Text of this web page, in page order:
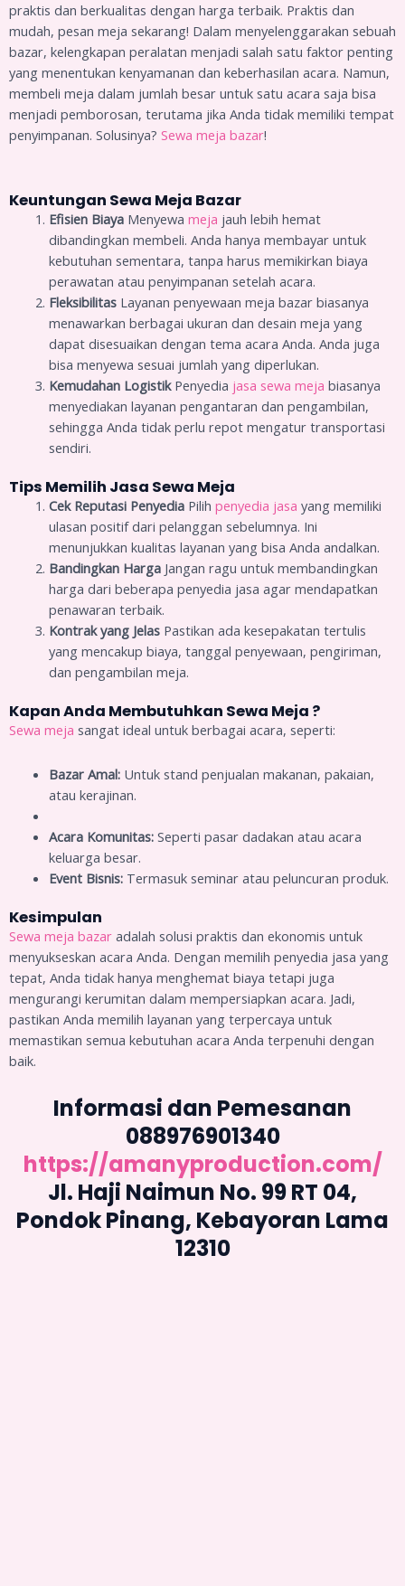
praktis dan berkualitas dengan harga terbaik. Praktis dan
mudah, pesan meja sekarang! Dalam menyelenggarakan sebuah
bazar, kelengkapan peralatan menjadi salah satu faktor penting
yang menentukan kenyamanan dan keberhasilan acara. Namun,
membeli meja dalam jumlah besar untuk satu acara saja bisa
menjadi pemborosan, terutama jika Anda tidak memiliki tempat
penyimpanan. Solusinya? Sewa meja bazar!
Keuntungan Sewa Meja Bazar
Efisien BiayaMenyewa meja jauh lebih hemat
dibandingkan membeli. Anda hanya membayar untuk
kebutuhan sementara, tanpa harus memikirkan biaya
perawatan atau penyimpanan setelah acara.
FleksibilitasLayanan penyewaan meja bazar biasanya
menawarkan berbagai ukuran dan desain meja yang
dapat disesuaikan dengan tema acara Anda. Anda juga
bisa menyewa sesuai jumlah yang diperlukan.
Kemudahan LogistikPenyedia jasa sewa meja biasanya
menyediakan layanan pengantaran dan pengambilan,
sehingga Anda tidak perlu repot mengatur transportasi
sendiri.
Tips Memilih Jasa Sewa Meja
Cek Reputasi PenyediaPilih penyedia jasa yang memiliki
ulasan positif dari pelanggan sebelumnya. Ini
menunjukkan kualitas layanan yang bisa Anda andalkan.
Bandingkan HargaJangan ragu untuk membandingkan
harga dari beberapa penyedia jasa agar mendapatkan
penawaran terbaik.
Kontrak yang JelasPastikan ada kesepakatan tertulis
yang mencakup biaya, tanggal penyewaan, pengiriman,
dan pengambilan meja.
Kapan Anda Membutuhkan Sewa Meja ?
Sewa meja sangat ideal untuk berbagai acara, seperti:
Bazar Amal:Untuk stand penjualan makanan, pakaian,
atau kerajinan.
Acara Komunitas:Seperti pasar dadakan atau acara
keluarga besar.
Event Bisnis:Termasuk seminar atau peluncuran produk.
Kesimpulan
Sewa meja bazar adalah solusi praktis dan ekonomis untuk
menyukseskan acara Anda. Dengan memilih penyedia jasa yang
tepat, Anda tidak hanya menghemat biaya tetapi juga
mengurangi kerumitan dalam mempersiapkan acara. Jadi,
pastikan Anda memilih layanan yang terpercaya untuk
memastikan semua kebutuhan acara Anda terpenuhi dengan
baik.
Informasi dan Pemesanan
088976901340
https://amanyproduction.com/
Jl. Haji Naimun No. 99 RT 04,
Pondok Pinang, Kebayoran Lama
12310